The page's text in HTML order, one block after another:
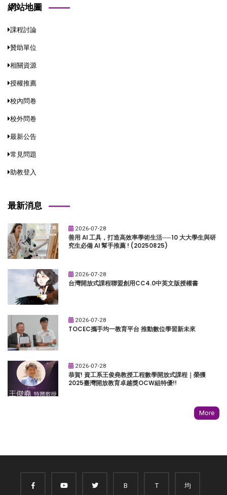
網站地圖
課程討論
贊助單位
相關資源
授權推薦
校內問卷
校外問卷
最新公告
常見問題
助教登入
最新消息
2026-07-28
善用 AI 工具，打造高效率學術生活──10 大大學生與研
究生必備 AI 幫手推薦 ! (20250825)
2026-07-28
台灣開放式課程聯盟創用CC4.0中英文版授權書
2026-07-28
TOCEC攜手均一教育平台 推動數位學習新未來
2026-07-28
恭賀! 資工系王俊堯教授工程數學開放式課程｜榮獲
2025臺灣開放教育卓越獎OCW組特優!!
More
B T 均